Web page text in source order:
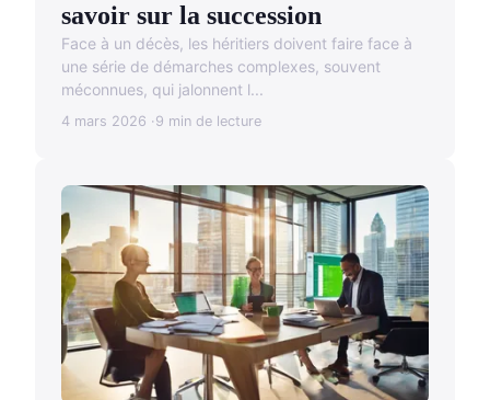
savoir sur la succession
Face à un décès, les héritiers doivent faire face à
une série de démarches complexes, souvent
méconnues, qui jalonnent l...
4 mars 2026 9 min de lecture